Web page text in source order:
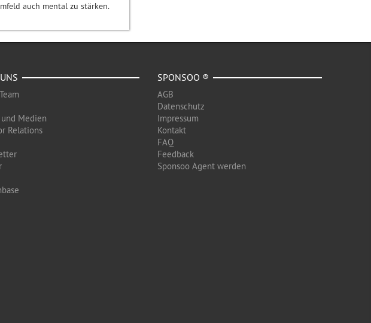
auch mental zu stärken.
und Medien
Relations
SPONSOO ®
AGB
Datenschutz
Impressum
Kontakt
FAQ
Feedback
Sponsoo Agent werden